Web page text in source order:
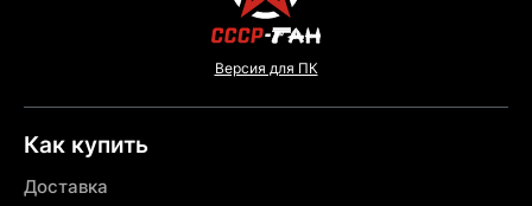
Версия для ПК
Как купить
Доставка